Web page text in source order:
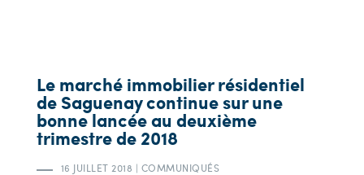
Le marché immobilier résidentiel
de Saguenay continue sur une
bonne lancée au deuxième
trimestre de 2018
16 JUILLET 2018 | COMMUNIQUÉS